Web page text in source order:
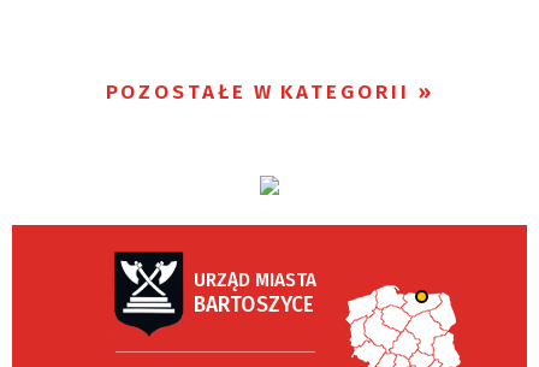
POZOSTAŁE W KATEGORII
URZĄD MIASTA
BARTOSZYCE